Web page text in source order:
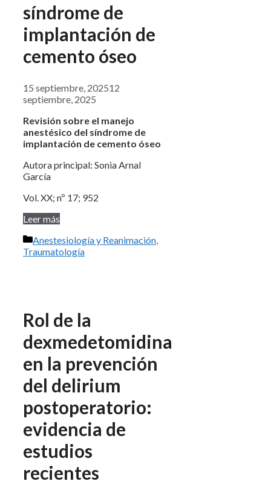
síndrome de
implantación de
cemento óseo
15 septiembre, 202512
septiembre, 2025
Revisión sobre el manejo
anestésico del síndrome de
implantación de cemento óseo
Autora principal: Sonia Arnal
García
Vol. XX; nº 17; 952
Leer más
Categorías
Anestesiología y Reanimación
Traumatología
Rol de la
dexmedetomidina
en la prevención
del delirium
postoperatorio:
evidencia de
estudios
recientes